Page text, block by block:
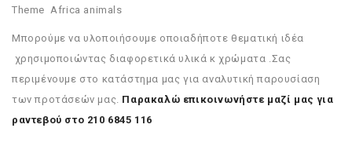
Theme Africa animals
Μπορούμε να υλοποιήσουμε οποιαδήποτε θεματική ιδέα
χρησιμοποιώντας διαφορετικά υλικά κ χρώματα .Σας
περιμένουμε στο κατάστημα μας για αναλυτική παρουσίαση
των προτάσεών μας. Παρακαλώ επικοινωνήστε μαζί μας για
ραντεβού στο 210 6845 116